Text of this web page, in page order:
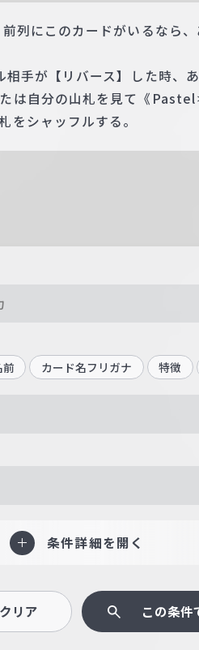
列にこのカードがいるなら
相手が【リバース】した時、
たは自分の山札を見て《
をシャッフルする。
前 カード名フリガナ 特徴
条件詳細を開く
リア この条件